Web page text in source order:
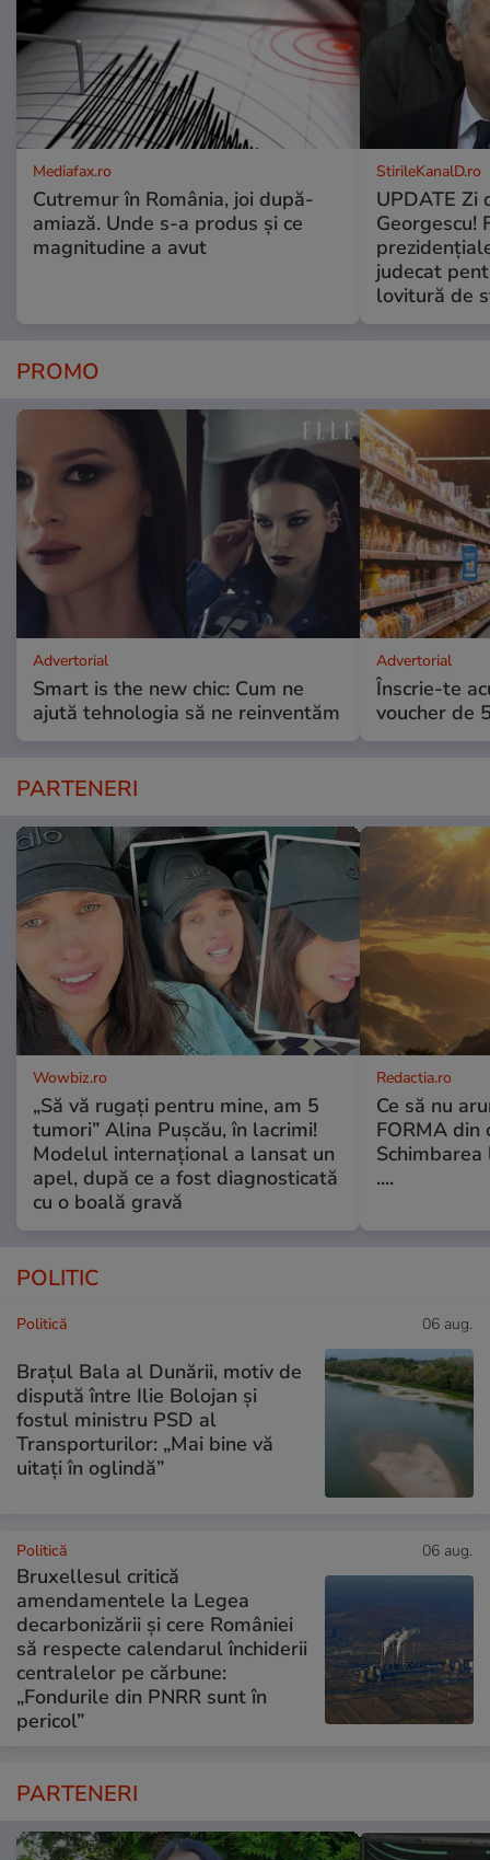
Mediafax.ro
Cutremur în România, joi după-
amiază. Unde s-a produs și ce
magnitudine a avut
StirileKanalD.ro
UPDATE Zi
Georgescu!
judecat
lovitură de
PROMO
Advertorial
Smart is the new chic: Cum ne
ajută tehnologia să ne reinventăm
Advertorial
Înscrie-te
voucher de
PARTENERI
Wowbiz.ro
„Să vă rugați pentru mine, am 5
tumori” Alina Pușcău, în lacrimi!
Modelul internațional a lansat un
apel, după ce a fost diagnosticată
cu o boală gravă
Redactia.ro
Ce să nu
FORMA din
Schimbarea
....
POLITIC
Politică 06 aug.
Brațul Bala al Dunării, motiv de
dispută între Ilie Bolojan și
fostul ministru PSD al
Transporturilor: „Mai bine vă
uitați în oglindă”
Politică 06 aug.
Bruxellesul critică
amendamentele la Legea
decarbonizării și cere României
să respecte calendarul închiderii
centralelor pe cărbune:
„Fondurile din PNRR sunt în
pericol”
PARTENERI